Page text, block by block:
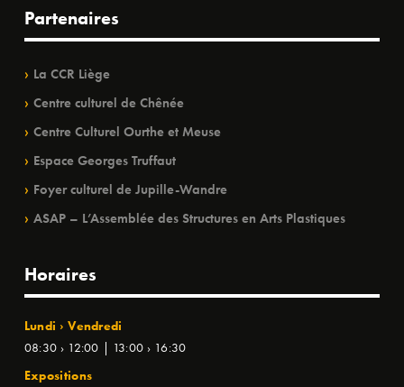
Partenaires
La CCR Liège
Centre culturel de Chênée
Centre Culturel Ourthe et Meuse
Espace Georges Truffaut
Foyer culturel de Jupille-Wandre
ASAP – L’Assemblée des Structures en Arts Plastiques
Horaires
Lundi › Vendredi
08:30 › 12:00 | 13:00 › 16:30
Expositions